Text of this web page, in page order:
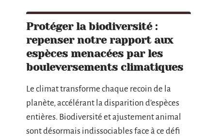
Protéger la biodiversité :
repenser notre rapport aux
espèces menacées par les
bouleversements climatiques
Le climat transforme chaque recoin de la
planète, accélérant la disparition d’espèces
entières. Biodiversité et ajustement animal
sont désormais indissociables face à ce défi